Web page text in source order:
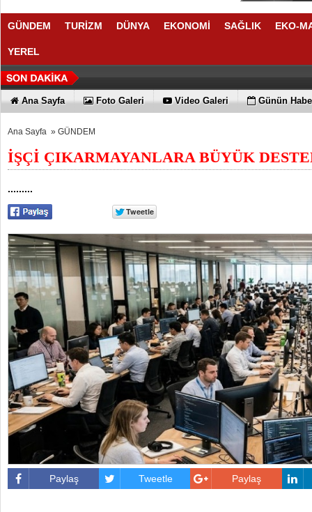
GÜNDEM TURİZM DÜNYA EKONOMİ SAĞLIK EKO-
YEREL
Ana Sayfa Foto Galeri Video Galeri Günün
Ana Sayfa » GÜNDEM
İŞÇİ ÇIKARMAYANLARA BÜYÜK
.........
Paylaş Tweetle Paylaş